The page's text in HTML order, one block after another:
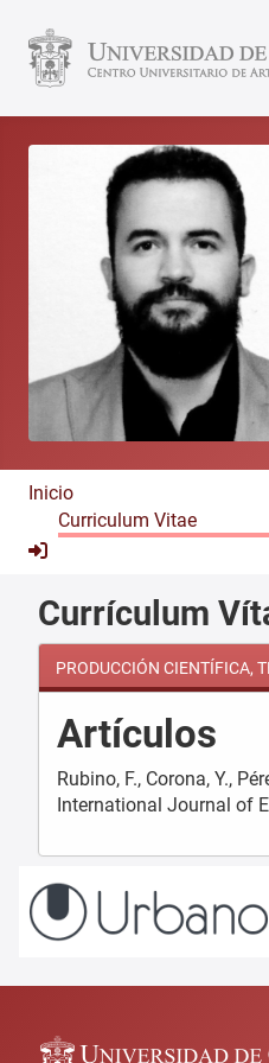
Inicio
Curriculum Vitae
Currículum
PRODUCCIÓN CIENTÍFICA,
Artículos
Rubino, F., Corona, Y.,
International Journal of